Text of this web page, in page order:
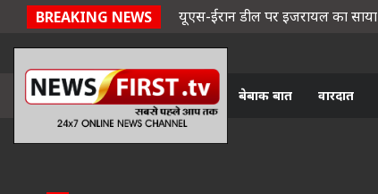
BREAKING NEWS यूएस-ईरान डील पर इजरायल का साया
बेबाक बात वारदात